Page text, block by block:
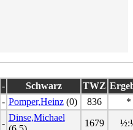
- Schwarz TWZ
- Pomper,Heinz(0) 836 *
-
Dinse,Michael
1679